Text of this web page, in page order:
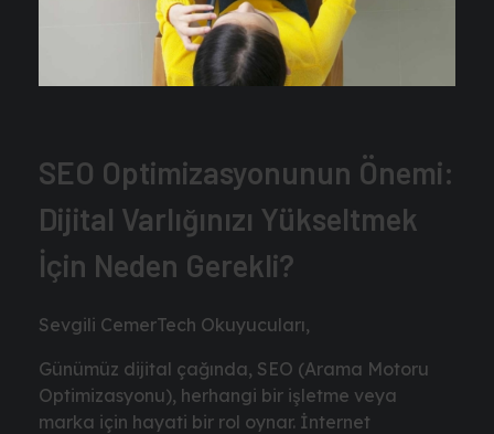
SEO Optimizasyonunun Önemi:
Dijital Varlığınızı Yükseltmek
İçin Neden Gerekli?
Sevgili CemerTech Okuyucuları,
Günümüz dijital çağında, SEO (Arama Motoru
Optimizasyonu), herhangi bir işletme veya
marka için hayati bir rol oynar. İnternet